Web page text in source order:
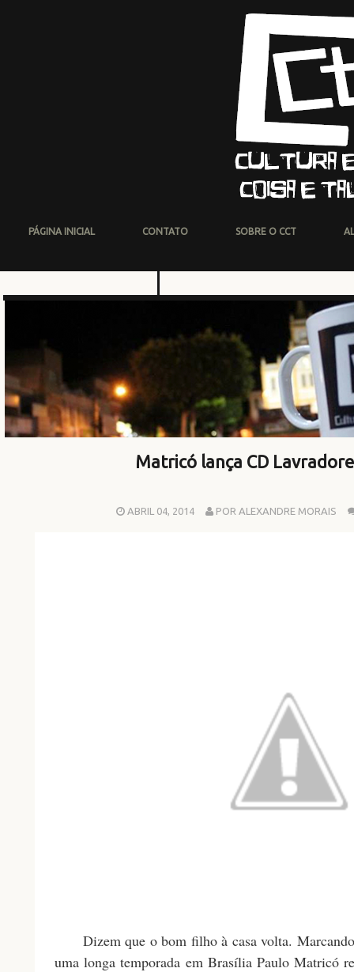
PÁGINA INICIAL CONTATO SOBRE O CCT
Matricó lança CD
ABRIL 04, 2014 POR ALEXANDRE MORAIS
Dizem que o bom filho à casa volta. Marcando
uma longa temporada em Brasília Paulo Matricó